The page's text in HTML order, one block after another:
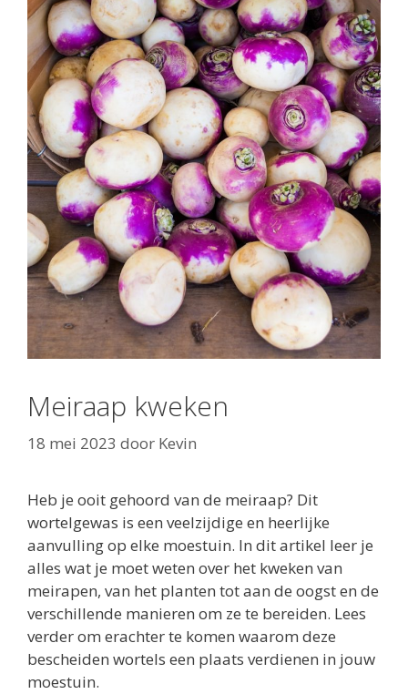
Meiraap kweken
18 mei 2023 door Kevin
Heb je ooit gehoord van de meiraap? Dit
wortelgewas is een veelzijdige en heerlijke
aanvulling op elke moestuin. In dit artikel leer je
alles wat je moet weten over het kweken van
meirapen, van het planten tot aan de oogst en de
verschillende manieren om ze te bereiden. Lees
verder om erachter te komen waarom deze
bescheiden wortels een plaats verdienen in jouw
moestuin.